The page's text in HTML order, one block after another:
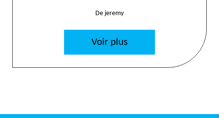
De jeremy
Voir plus